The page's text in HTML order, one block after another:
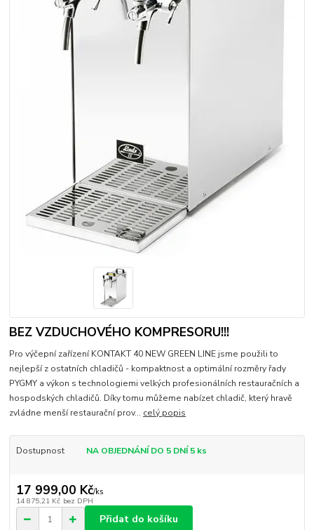
BEZ VZDUCHOVÉHO KOMPRESORU!!!
Pro výčepní zařízení KONTAKT 40 NEW GREEN LINE jsme použili to
nejlepší z ostatních chladičů - kompaktnost a optimální rozměry řady
PYGMY a výkon s technologiemi velkých profesionálních restauračních a
hospodských chladičů. Díky tomu můžeme nabízet chladič, který hravě
zvládne menší restaurační prov... celý popis
Dostupnost NA OBJEDNÁNÍ DO 5 DNÍ 5 ks
17 999,00 Kč/ks
14 875,21 Kč bez DPH
Přidat do košíku